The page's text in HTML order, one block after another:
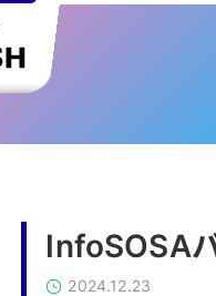
InfoSOSA
2024.12.23